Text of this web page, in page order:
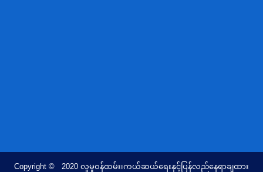
တိုင်းရင်းသားလူမျိုးရေးရာဝန်ကြီးဌာန
Copyright © 2020 လူမူဝန်ထမ်း၊ကယ်ဆယ်ရေးနှင့်ပြန်လည်နေရာချထား